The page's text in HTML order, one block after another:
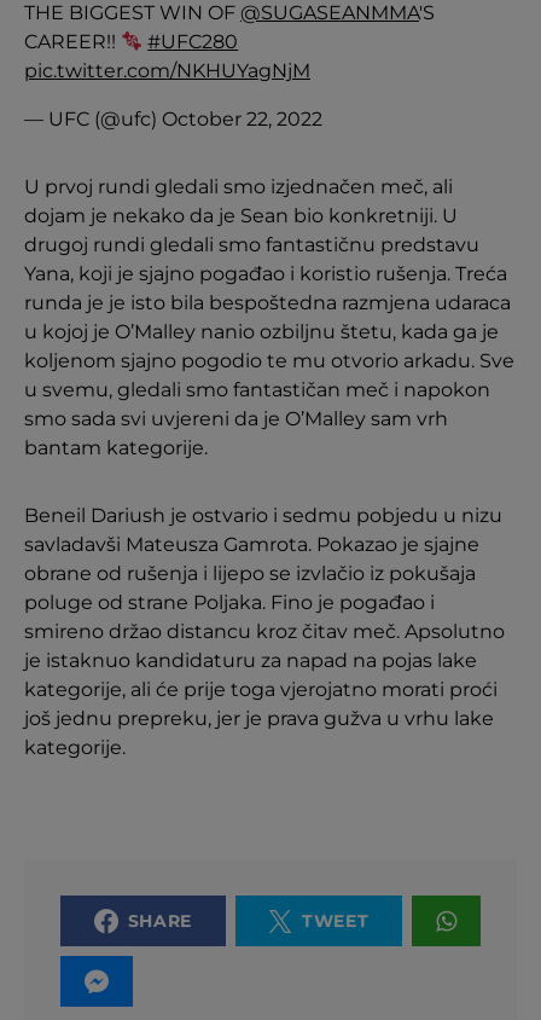
THE BIGGEST WIN OF @SUGASEANMMA'S
CAREER!!
#UFC280
pic.twitter.com/NKHUYagNjM
— UFC (@ufc) October 22, 2022
U prvoj rundi gledali smo izjednačen meč, ali
dojam je nekako da je Sean bio konkretniji. U
drugoj rundi gledali smo fantastičnu predstavu
Yana, koji je sjajno pogađao i koristio rušenja. Treća
runda je je isto bila bespoštedna razmjena udaraca
u kojoj je O’Malley nanio ozbiljnu štetu, kada ga je
koljenom sjajno pogodio te mu otvorio arkadu. Sve
u svemu, gledali smo fantastičan meč i napokon
smo sada svi uvjereni da je O’Malley sam vrh
bantam kategorije.
Beneil Dariush je ostvario i sedmu pobjedu u nizu
savladavši Mateusza Gamrota. Pokazao je sjajne
obrane od rušenja i lijepo se izvlačio iz pokušaja
poluge od strane Poljaka. Fino je pogađao i
smireno držao distancu kroz čitav meč. Apsolutno
je istaknuo kandidaturu za napad na pojas lake
kategorije, ali će prije toga vjerojatno morati proći
još jednu prepreku, jer je prava gužva u vrhu lake
kategorije.
SHARE TWEET